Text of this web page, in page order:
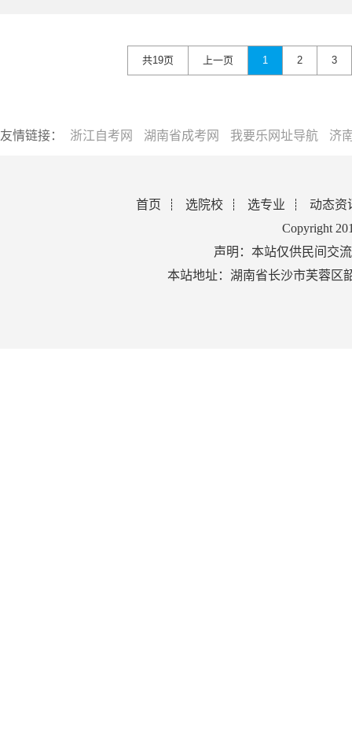
共19页 上一页 1 2 3
友情链接： 浙江自考网 湖南省成考网 我要乐网址导航 济
首页 选院校 选专业
动态资
Copyright
声明：本站仅供民间交
本站地址：湖南省长沙市芙蓉区